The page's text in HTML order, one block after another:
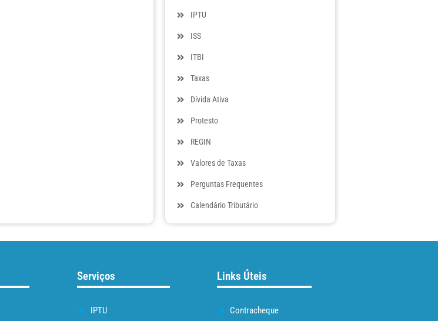
IPTU
ISS
ITBI
Taxas
Dívida Ativa
Protesto
REGIN
Valores de Taxas
Perguntas Frequentes
Calendário Tributário
Serviços
IPTU
Links Úteis
Contracheque